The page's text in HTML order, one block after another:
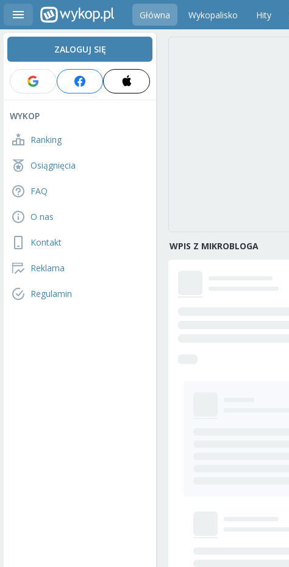
Główna Wykopalisko Hity
ZALOGUJ SIĘ
WYKOP
Ranking
Osiągnięcia
FAQ
O nas
Kontakt
Reklama
Regulamin
WPIS Z MIKROBLOGA